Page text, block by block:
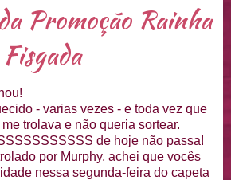
Promoção Rainha
- varias vezes - e toda vez que
trolava e não queria sortear.
de hoje não passa!
por Murphy, achei que vocês
nessa segunda-feira do capeta